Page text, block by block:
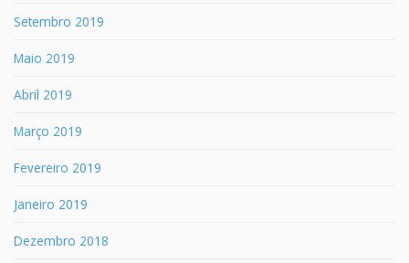
Setembro 2019
Maio 2019
Abril 2019
Março 2019
Fevereiro 2019
Janeiro 2019
Dezembro 2018